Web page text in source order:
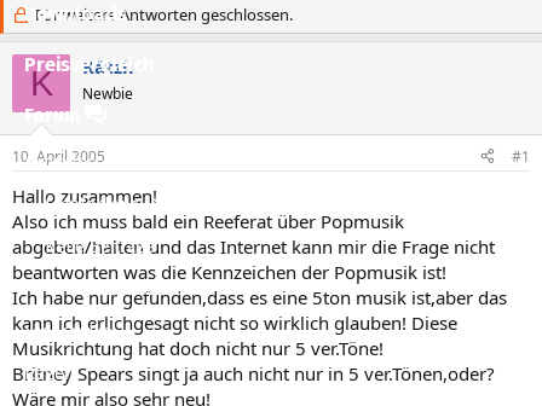
Downloads
Preisvergleich
Forum
Aktuelles
Empfohlene Inhalte
Neue Beiträge
Neueste Aktivitäten
Leserartikel
Regeln
s
t
e
l
e
s
t
e
l
l
m
Für weitere Antworten geschlossen.
K Kätzli
Newbie
10. April 2005 #1
Hallo zusammen!
Also ich muss bald ein Reeferat über Popmusik
abgeben/halten und das Internet kann mir die Frage nicht
beantworten was die Kennzeichen der Popmusik ist!
Ich habe nur gefunden,dass es eine 5ton musik ist,aber das
kann ich erlichgesagt nicht so wirklich glauben! Diese
Musikrichtung hat doch nicht nur 5 ver.Töne!
Britney Spears singt ja auch nicht nur in 5 ver.Tönen,oder?
Wäre mir also sehr neu!